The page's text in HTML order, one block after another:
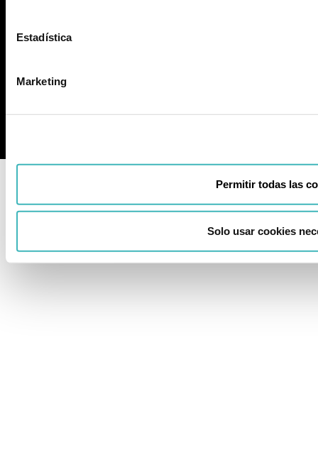
Estadística
Marketing
Permitir todas las
Solo usar cookies
Agencia SEO